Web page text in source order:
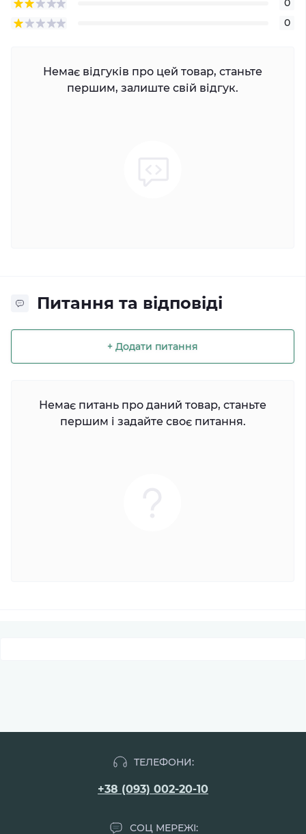
0
0
Немає відгуків про цей товар, станьте
першим, залиште свій відгук.
Питання та відповіді
+ Додати питання
Немає питань про даний товар, станьте
першим і задайте своє питання.
ТЕЛЕФОНИ:
+38 (093) 002-20-10
СОЦ МЕРЕЖІ: